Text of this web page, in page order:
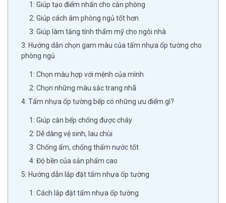
1: Giúp tạo điểm nhấn cho căn phòng
2: Giúp cách âm phòng ngủ tốt hơn
3: Giúp làm tăng tính thẩm mỹ cho ngôi nhà
3: Hướng dẫn chọn gam màu của tấm nhựa ốp tường cho
phòng ngủ
1: Chọn màu hợp với mệnh của mình
2: Chọn những màu sắc trang nhã
4: Tấm nhựa ốp tường bếp có những ưu điểm gì?
1: Giúp căn bếp chống được cháy
2: Dễ dàng vệ sinh, lau chùi
3: Chống ẩm, chống thấm nước tốt
4: Độ bền của sản phẩm cao
5: Hướng dẫn lắp đặt tấm nhựa ốp tường
1: Cách lắp đặt tấm nhựa ốp tường